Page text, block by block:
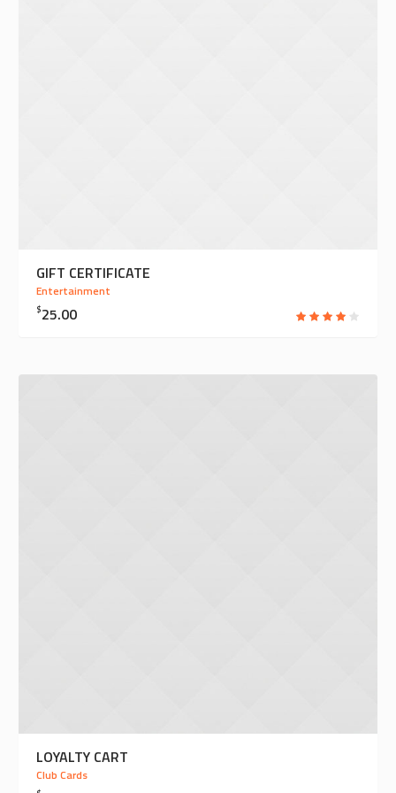
GIFT CERTIFICATE
Entertainment
$25.00
LOYALTY CART
Club Cards